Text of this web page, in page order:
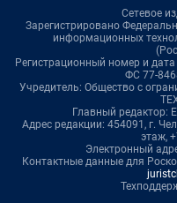
Сетевое
Зарегистрировано
информационных
Регистрационный номер и
ФС 77-
Учредитель: Общество с
Главный редактор:
Адрес редакции: 454091, г.
этаж,
Электронный
Контактные данные для